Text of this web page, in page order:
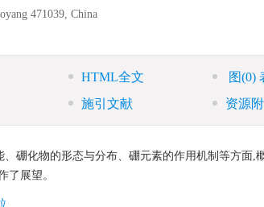
471039, China
HTML全文 图(0)
施引文献 资源
硼化物的形态与分布、硼元素的作用机制等方面
了展望。